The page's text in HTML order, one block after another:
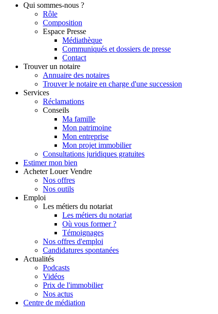
Qui sommes-nous ?
Rôle
Composition
Espace Presse
Médiathèque
Communiqués et dossiers de presse
Contact
Trouver un notaire
Annuaire des notaires
Trouver le notaire en charge d'une succession
Services
Réclamations
Conseils
Ma famille
Mon patrimoine
Mon entreprise
Mon projet immobilier
Consultations juridiques gratuites
Estimer mon bien
Acheter Louer Vendre
Nos offres
Nos outils
Emploi
Les métiers du notariat
Les métiers du notariat
Où vous former ?
Témoignages
Nos offres d'emploi
Candidatures spontanées
Actualités
Podcasts
Vidéos
Prix de l'immobilier
Nos actus
Centre de médiation